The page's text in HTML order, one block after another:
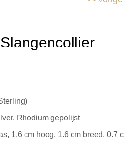
Rhodium gepolijst
1.6 cm hoog, 1.6 cm breed, 0.7